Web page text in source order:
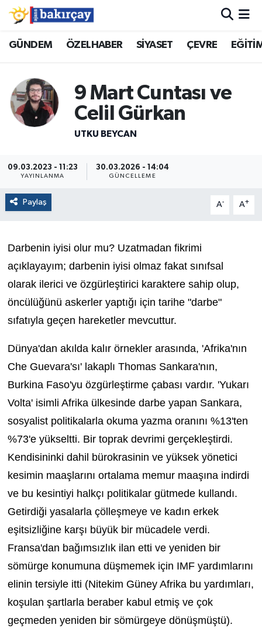
GÜNDEM ÖZELHABER SİYASET ÇEVRE
9 Mart Cuntası ve
Celil Gürkan
UTKU BEYCAN
09.03.2023 - 11:23
YAYINLANMA
30.03.2026 - 14:04
GÜNCELLEME
Paylaş A- A+
Darbenin iyisi olur mu? Uzatmadan fikrimi
açıklayayım; darbenin iyisi olmaz fakat sınıfsal
olarak ilerici ve özgürleştirici karaktere sahip olup,
öncülüğünü askerler yaptığı için tarihe "darbe"
sıfatıyla geçen hareketler mevcuttur.
Dünya'dan akılda kalır örnekler arasında, 'Afrika'nın
Che Guevara'sı' lakaplı Thomas Sankara'nın,
Burkina Faso'yu özgürleştirme çabası vardır. 'Yukarı
Volta' isimli Afrika ülkesinde darbe yapan Sankara,
sosyalist politikalarla okuma yazma oranını %13'ten
%73'e yükseltti. Bir toprak devrimi gerçekleştirdi.
Kendisininki dahil bürokrasinin ve yüksek yönetici
kesimin maaşlarını ortalama memur maaşına indirdi
ve bu kesintiyi halkçı politikalar gütmede kullandı.
Getirdiği yasalarla çölleşmeye ve kadın erkek
eşitsizliğine karşı büyük bir mücadele verdi.
Fransa'dan bağımsızlık ilan etti ve yeniden bir
sömürge konumuna düşmemek için IMF yardımlarını
elinin tersiyle itti (Nitekim Güney Afrika bu yardımları,
koşulan şartlarla beraber kabul etmiş ve çok
geçmeden yeniden bir sömürgeye dönüşmüştü).
İzmir Nöbetçi Eczaneler
İzmir Namaz Vakitleri
İzmir Trafik Yoğunluk Haritası
Süper Lig Puan Durumu ve Fikstür
Tüm Manşetler
Haber Arşivi